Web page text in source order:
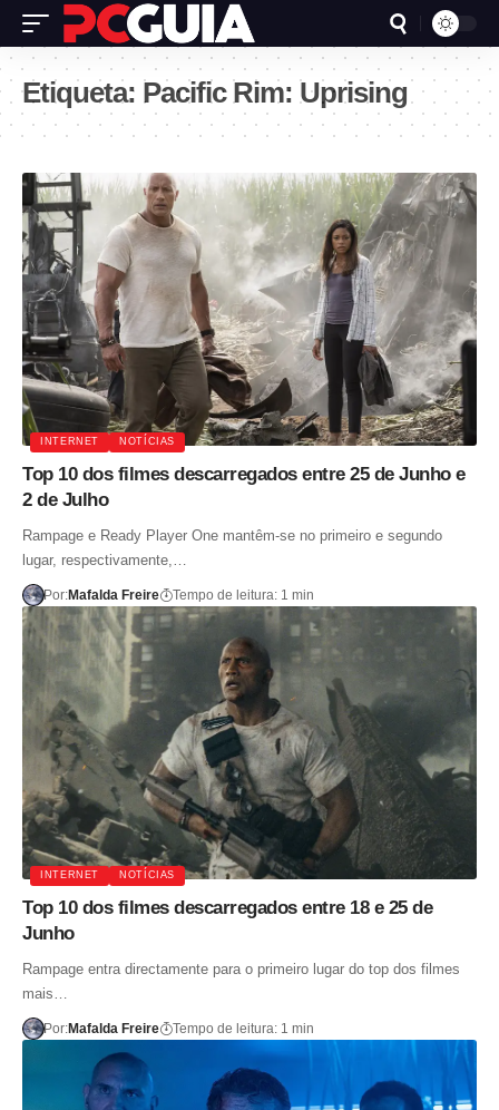
Etiqueta: Pacific Rim: Uprising
INTERNET NOTÍCIAS
Top 10 dos filmes descarregados entre 25 de Junho e
2 de Julho
Rampage e Ready Player One mantêm-se no primeiro e segundo
lugar, respectivamente,…
Por:Mafalda Freire Tempo de leitura: 1 min
INTERNET NOTÍCIAS
Top 10 dos filmes descarregados entre 18 e 25 de
Junho
Rampage entra directamente para o primeiro lugar do top dos filmes
mais…
Por:Mafalda Freire Tempo de leitura: 1 min